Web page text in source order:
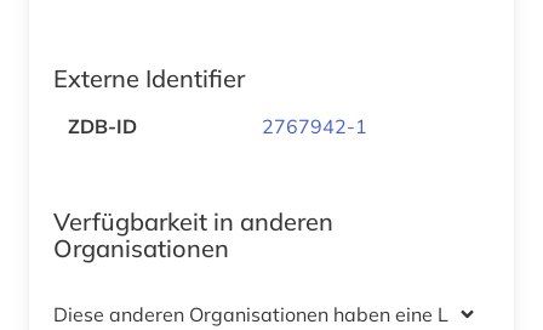
Externe Identifier
ZDB-ID 2767942-1
Verfügbarkeit in anderen
Organisationen
Diese anderen Organisationen haben eine Lizenz